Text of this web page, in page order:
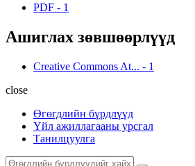
PDF - 1
Ашиглах зөвшөөрлүүд
Creative Commons At... - 1
close
Өгөгдлийн бүрдлүүд
Үйл ажиллагааны урсгал
Танилцуулга